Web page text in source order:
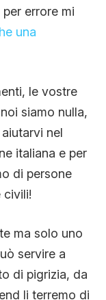
errore mi
una
le vostre
siamo nulla,
nel
italiana e per
di persone
civili!
ma solo uno
servire a
di pigrizia, da
li terremo di